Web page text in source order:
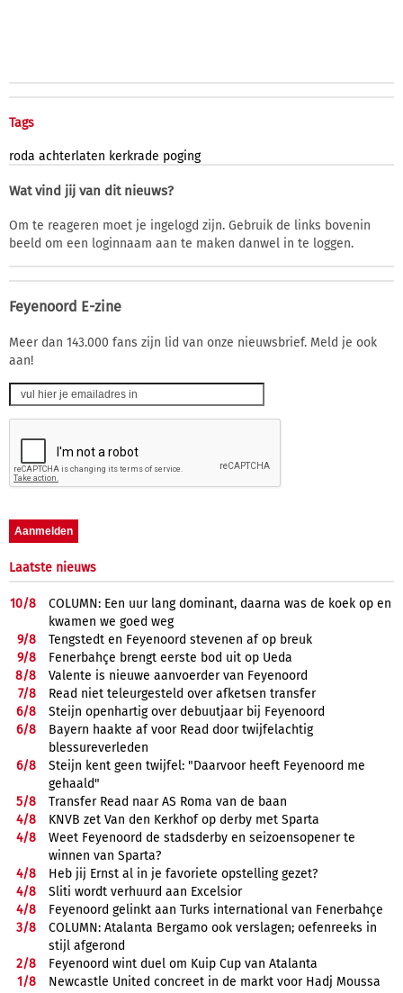
Tags
roda achterlaten kerkrade poging
Wat vind jij van dit nieuws?
Om te reageren moet je ingelogd zijn. Gebruik de links bovenin
beeld om een loginnaam aan te maken danwel in te loggen.
Feyenoord E-zine
Meer dan 143.000 fans zijn lid van onze nieuwsbrief. Meld je ook
aan!
Laatste nieuws
10/8
COLUMN: Een uur lang dominant, daarna was de koek op en
kwamen we goed weg
9/8
Tengstedt en Feyenoord stevenen af op breuk
9/8
Fenerbahçe brengt eerste bod uit op Ueda
8/8
Valente is nieuwe aanvoerder van Feyenoord
7/8
Read niet teleurgesteld over afketsen transfer
6/8
Steijn openhartig over debuutjaar bij Feyenoord
6/8
Bayern haakte af voor Read door twijfelachtig
blessureverleden
6/8
Steijn kent geen twijfel: "Daarvoor heeft Feyenoord me
gehaald"
5/8
Transfer Read naar AS Roma van de baan
4/8
KNVB zet Van den Kerkhof op derby met Sparta
4/8
Weet Feyenoord de stadsderby en seizoensopener te
winnen van Sparta?
4/8
Heb jij Ernst al in je favoriete opstelling gezet?
4/8
Sliti wordt verhuurd aan Excelsior
4/8
Feyenoord gelinkt aan Turks international van Fenerbahçe
3/8
COLUMN: Atalanta Bergamo ook verslagen; oefenreeks in
stijl afgerond
2/8
Feyenoord wint duel om Kuip Cup van Atalanta
1/8
Newcastle United concreet in de markt voor Hadj Moussa